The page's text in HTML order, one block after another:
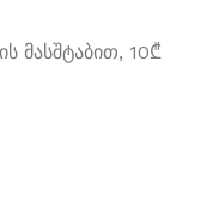
მასშტაბით, 10₾